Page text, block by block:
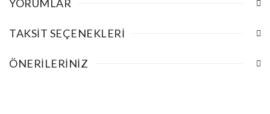
YORUMLAR
TAKSIT SEÇENEKLERI
ÖNERILERINIZ